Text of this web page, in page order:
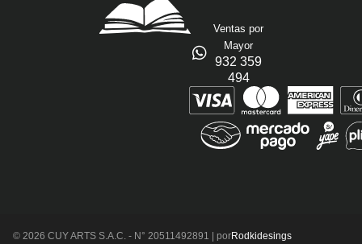
Ventas por
Mayor
932 359
494
© 2026 CUY ARTS S.A.C. - N° 20511492891 | porRodkidesings